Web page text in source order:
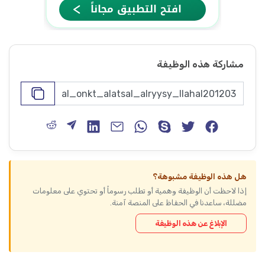
مشاركة هذه الوظيفة
هل هذه الوظيفة مشبوهة؟
إذا لاحظت أن الوظيفة وهمية أو تطلب رسوماً أو تحتوي على معلومات
مضللة، ساعدنا في الحفاظ على المنصة آمنة.
الإبلاغ عن هذه الوظيفة